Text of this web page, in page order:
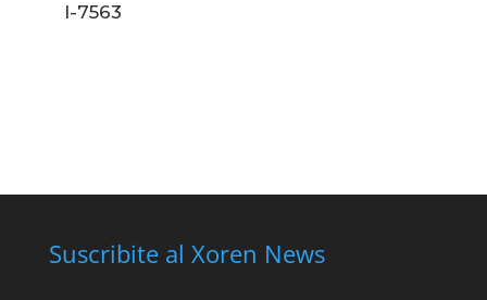
I-7563
Suscribite al Xoren News